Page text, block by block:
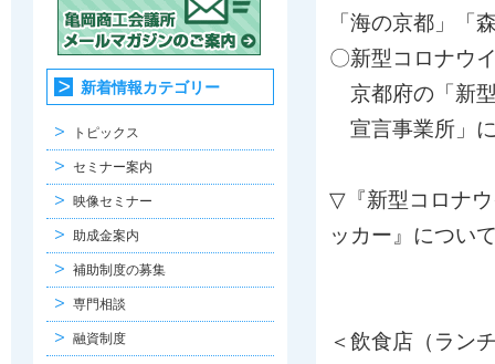
「海の京都」「
〇新型コロナウ
京都府の「新
宣言事業所」
▽『新型コロナ
ッカー』につい
＜飲食店（ラン
新着情報カテゴリー
トピックス
セミナー案内
映像セミナー
助成金案内
補助制度の募集
専門相談
融資制度